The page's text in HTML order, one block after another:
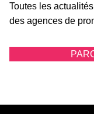
Toutes les
des agences de